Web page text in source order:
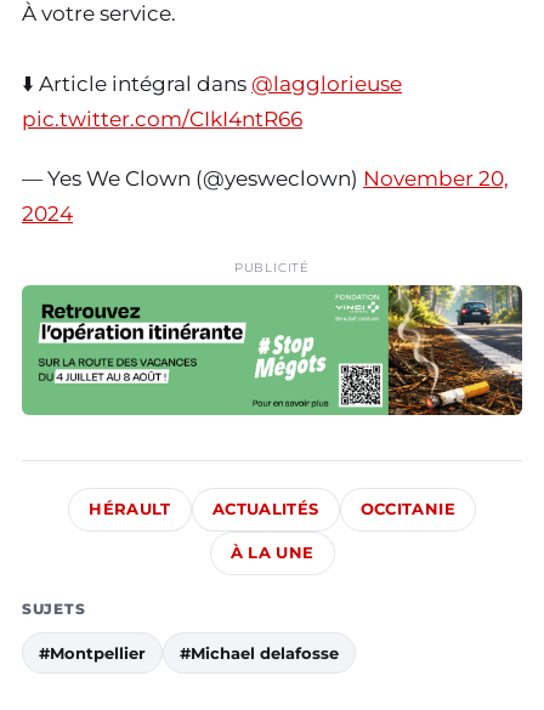
À votre service.
⬇️ Article intégral dans @lagglorieuse
pic.twitter.com/CIkI4ntR66
— Yes We Clown (@yesweclown) November 20,
2024
PUBLICITÉ
HÉRAULT ACTUALITÉS OCCITANIE
À LA UNE
SUJETS
#Montpellier #Michael delafosse